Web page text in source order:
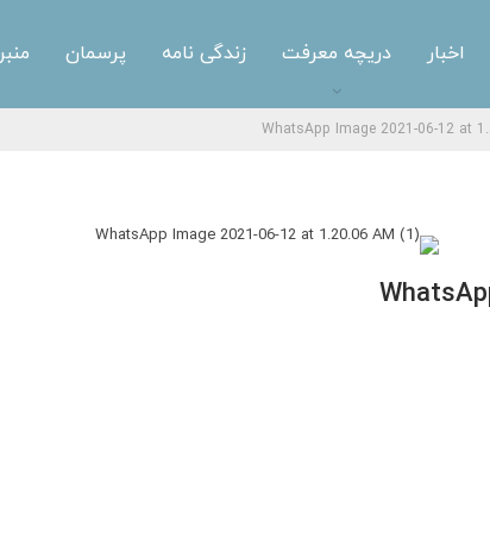
اخبار دریچه معرفت زندگی نامه پرسمان منبر
WhatsApp Image 2021-06-12 at